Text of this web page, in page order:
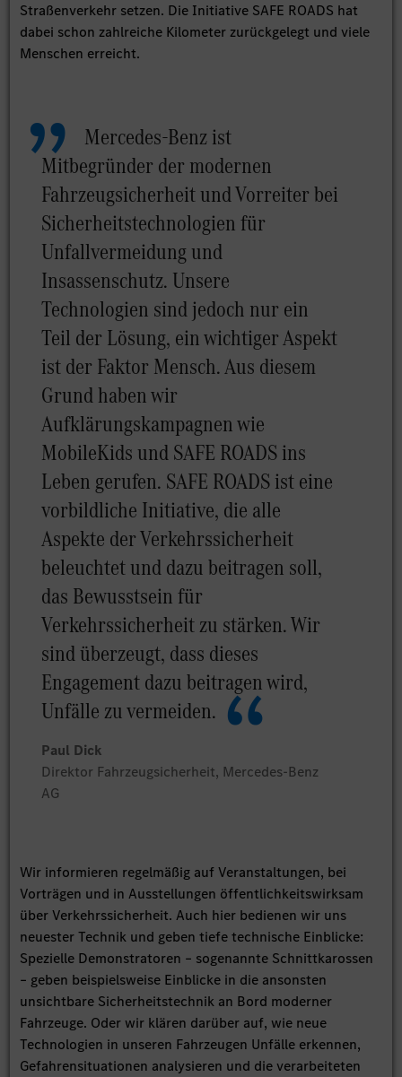
Straßenverkehr setzen. Die Initiative SAFE ROADS hat
dabei schon zahlreiche Kilometer zurückgelegt und viele
Menschen erreicht.
Mercedes-Benz ist
Mitbegründer der modernen
Fahrzeugsicherheit und Vorreiter bei
Sicherheitstechnologien für
Unfallvermeidung und
Insassenschutz. Unsere
Technologien sind jedoch nur ein
Teil der Lösung, ein wichtiger Aspekt
ist der Faktor Mensch. Aus diesem
Grund haben wir
Aufklärungskampagnen wie
MobileKids und SAFE ROADS ins
Leben gerufen. SAFE ROADS ist eine
vorbildliche Initiative, die alle
Aspekte der Verkehrssicherheit
beleuchtet und dazu beitragen soll,
das Bewusstsein für
Verkehrssicherheit zu stärken. Wir
sind überzeugt, dass dieses
Engagement dazu beitragen wird,
Unfälle zu vermeiden.
Paul Dick
Direktor Fahrzeugsicherheit, Mercedes-Benz
AG
Wir informieren regelmäßig auf Veranstaltungen, bei
Vorträgen und in Ausstellungen öffentlichkeitswirksam
über Verkehrssicherheit. Auch hier bedienen wir uns
neuester Technik und geben tiefe technische Einblicke:
Spezielle Demonstratoren – sogenannte Schnittkarossen
– geben beispielsweise Einblicke in die ansonsten
unsichtbare Sicherheitstechnik an Bord moderner
Fahrzeuge. Oder wir klären darüber auf, wie neue
Technologien in unseren Fahrzeugen Unfälle erkennen,
Gefahrensituationen analysieren und die verarbeiteten